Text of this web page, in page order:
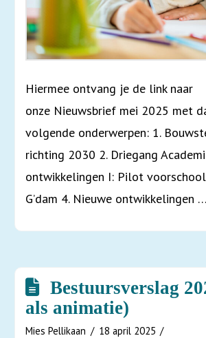
Hiermee ontvang je de link naar
onze Nieuwsbrief mei 2025 met
volgende onderwerpen: 1.
richting 2030 2. Driegang
ontwikkelingen I: Pilot
G’dam 4. Nieuwe ontwikkelingen …
Bestuursverslag
als animatie)
Mies Pellikaan
18 april 2025